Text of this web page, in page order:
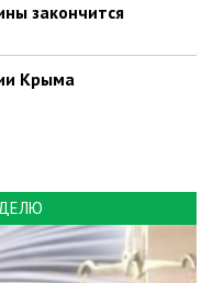
закончится
Крыма